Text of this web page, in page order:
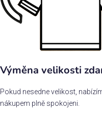
Výměna velikosti
Pokud nesedne velikost,
nákupem plně spokojeni.